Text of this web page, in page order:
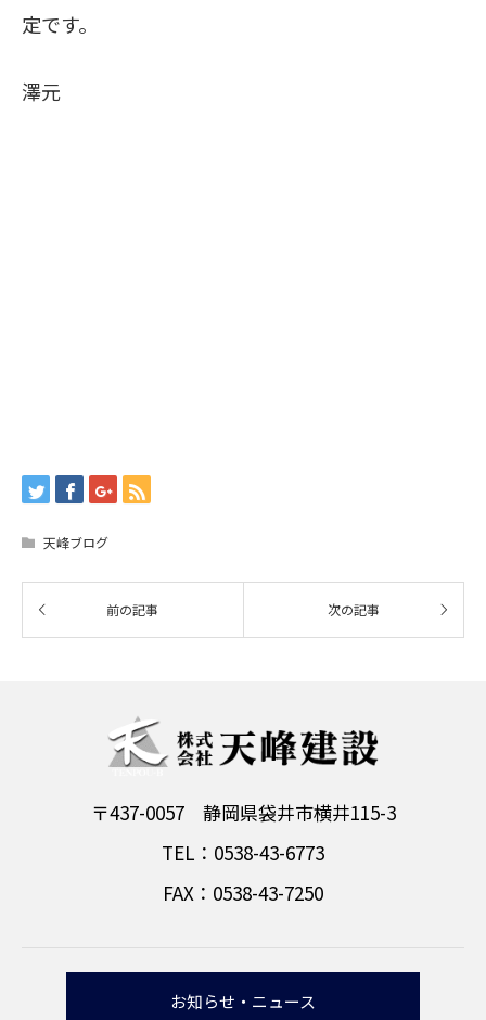
定です。
澤元
天峰ブログ
〒437-0057 静岡県袋井市横井115-3
TEL：0538-43-6773
FAX：0538-43-7250
お知らせ・ニュース